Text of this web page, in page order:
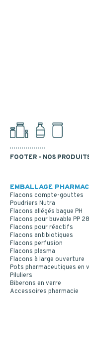
FOOTER - NOS
EMBALLAGE
Flacons compte-gouttes
Poudriers Nutra
Flacons allégés bague PH
Flacons pour buvable PP 28
Flacons pour réactifs
Flacons antibiotiques
Flacons perfusion
Flacons plasma
Flacons à large ouverture
Pots pharmaceutiques en
Piluliers
Biberons en verre
Accessoires pharmacie